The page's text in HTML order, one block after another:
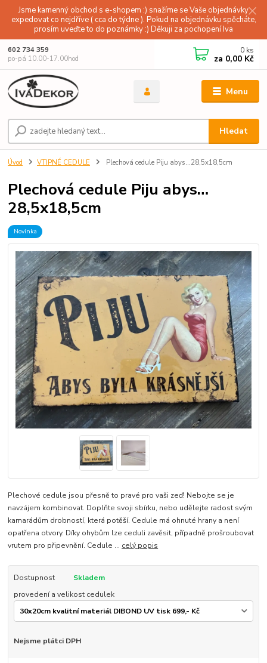
Jsme kamenný obchod s e-shopem :) snažíme se Vaše objednávky
expedovat co nejdříve ( cca do týdne ). Pokud na objednávku spěcháte,
prosím uveďte to do poznámky :) Děkuji za pochopení Iva
Menu
Hledat
602 734 359
po-pá 10.00-17.00hod
0 ks
za 0,00 Kč
Úvod VTIPNÉ CEDULE Plechová cedule Piju abys…28,5x18,5cm
Plechová cedule Piju abys…
28,5x18,5cm
Novinka
Plechové cedule jsou přesně to pravé pro vaši zeď! Nebojte se je
navzájem kombinovat. Doplňte svoji sbírku, nebo udělejte radost svým
kamarádům drobností, která potěší. Cedule má ohnuté hrany a není
opatřena otvory. Díky ohybům lze ceduli zavěsit, případně prošroubovat
vrutem pro připevnění. Cedule ... celý popis
Dostupnost
Skladem
provedení a velikost cedulek
Nejsme plátci DPH